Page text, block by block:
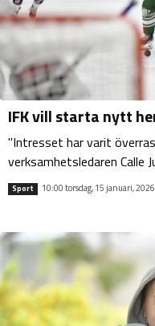
IFK vill starta nytt
"Intresset har varit
verksamhetsledaren Calle
Sport 10:00 torsdag, 15 januari, 2026